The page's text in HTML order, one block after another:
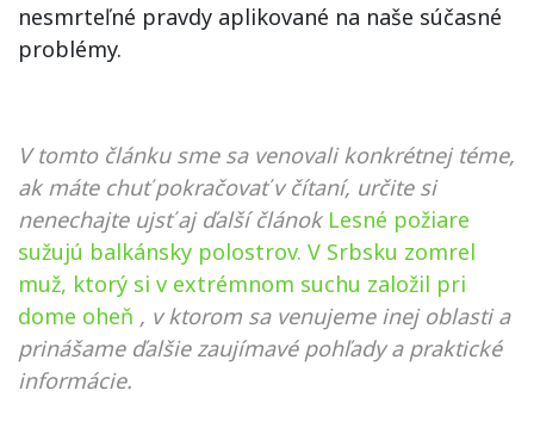
nesmrteľné pravdy aplikované na naše súčasné
problémy.
V tomto článku sme sa venovali konkrétnej téme,
ak máte chuť pokračovať v čítaní, určite si
nenechajte ujsť aj ďalší článok Lesné požiare
sužujú balkánsky polostrov. V Srbsku zomrel
muž, ktorý si v extrémnom suchu založil pri
dome oheň , v ktorom sa venujeme inej oblasti a
prinášame ďalšie zaujímavé pohľady a praktické
informácie.